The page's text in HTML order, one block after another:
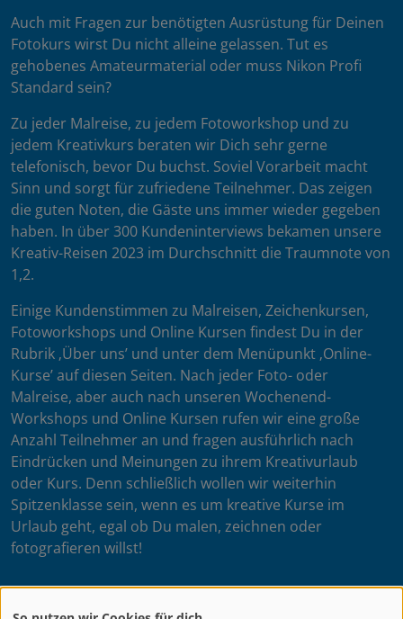
Auch mit Fragen zur benötigten Ausrüstung für Deinen
Fotokurs wirst Du nicht alleine gelassen. Tut es
gehobenes Amateurmaterial oder muss Nikon Profi
Standard sein?
Zu jeder Malreise, zu jedem Fotoworkshop und zu
jedem Kreativkurs beraten wir Dich sehr gerne
telefonisch, bevor Du buchst. Soviel Vorarbeit macht
Sinn und sorgt für zufriedene Teilnehmer. Das zeigen
die guten Noten, die Gäste uns immer wieder gegeben
haben. In über 300 Kundeninterviews bekamen unsere
Kreativ-Reisen 2023 im Durchschnitt die Traumnote von
1,2.
Einige Kundenstimmen zu Malreisen, Zeichenkursen,
Fotoworkshops und Online Kursen findest Du in der
Rubrik ‚Über uns’ und unter dem Menüpunkt ‚Online-
Kurse’ auf diesen Seiten. Nach jeder Foto- oder
Malreise, aber auch nach unseren Wochenend-
Workshops und Online Kursen rufen wir eine große
Anzahl Teilnehmer an und fragen ausführlich nach
Eindrücken und Meinungen zu ihrem Kreativurlaub
oder Kurs. Denn schließlich wollen wir weiterhin
Spitzenklasse sein, wenn es um kreative Kurse im
Urlaub geht, egal ob Du malen, zeichnen oder
fotografieren willst!